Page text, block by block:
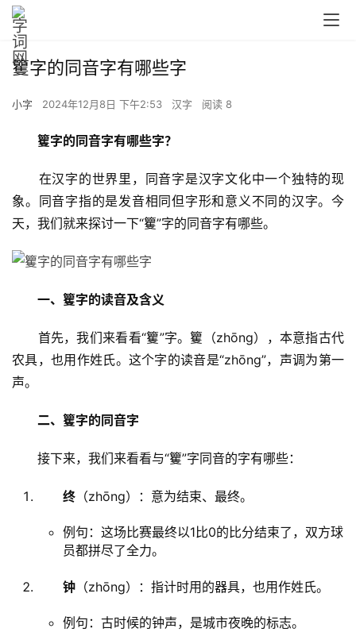
籰字的同音字有哪些字
小字 2024年12月8日 下午2:53 汉字 阅读 8
籰字的同音字有哪些字？
在汉字的世界里，同音字是汉字文化中一个独特的现
象。同音字指的是发音相同但字形和意义不同的汉字。今
天，我们就来探讨一下“籰”字的同音字有哪些。
一、籰字的读音及含义
首先，我们来看看“籰”字。籰（zhōng），本意指古代
农具，也用作姓氏。这个字的读音是“zhōng”，声调为第一
声。
二、籰字的同音字
接下来，我们来看看与“籰”字同音的字有哪些：
终 （zhōng）：意为结束、最终。
例句：这场比赛最终以1比0的比分结束了，双方球
员都拼尽了全力。
钟 （zhōng）：指计时用的器具，也用作姓氏。
例句：古时候的钟声，是城市夜晚的标志。